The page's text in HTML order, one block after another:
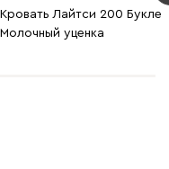
Кровать Лайтси 200 Букле
Молочный уценка